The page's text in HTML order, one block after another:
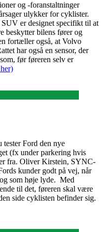
og -foranstaltninger
ulykker for cyklister.
er designet specifikt til at
beskytter bilens fører og
fortæller også, at Volvo
har også en sensor, der
før føreren selv er
Ford den nye
(fx under parkering hvis
fra. Oliver Kirstein, SYNC-
kunder godt på vej, når
som høje lyde. Med
til det, føreren skal være
side cyklisten befinder sig.